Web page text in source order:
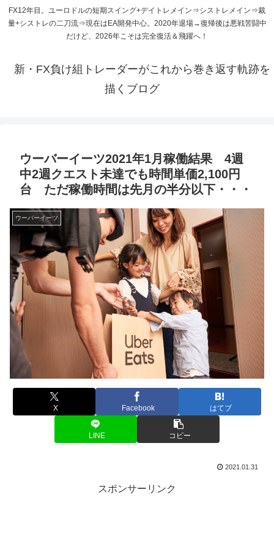
FX12年目。ユーロドルの短期スイング+デイトレメイン⇒シストレメイン⇒裁
量+シストレの二刀流⇒現在はEA開発中心。2020年退場→復帰後は悪戦苦闘中
だけど、2026年こそは完全復活＆飛躍へ！
新・FX負け組トレーダーがこれから巻き返す軌跡を
描くブログ
ウーバーイーツ2021年1月稼働結果 4週
中2週クエスト未達でも時間単価2,100円
台 ただ稼働時間は先月の半分以下・・・
ウーバーイーツ
X Facebook はてブ
LINE コピー
2021.01.31
スポンサーリンク